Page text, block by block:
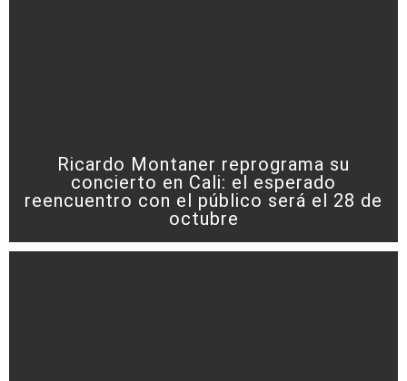
Ricardo Montaner reprograma su
concierto en Cali: el esperado
reencuentro con el público será el 28 de
octubre